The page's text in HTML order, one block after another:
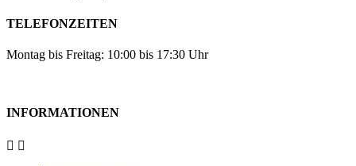
TELEFONZEITEN
Montag bis Freitag: 10:00 bis 17:30 Uhr
INFORMATIONEN
 